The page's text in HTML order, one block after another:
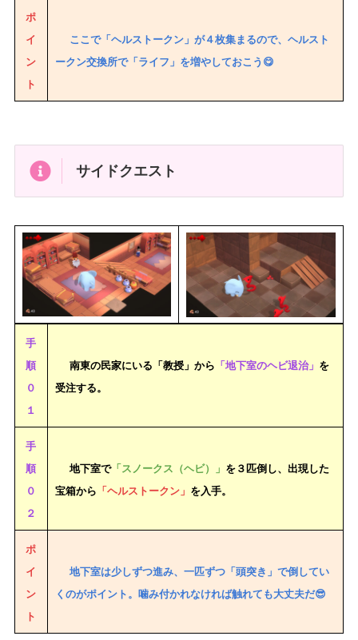
ポ
イ
ン
ト
ここで「ヘルストークン」が４枚集まるので、ヘルスト
ークン交換所で「ライフ」を増やしておこう😋
サイドクエスト
手
順
０
１
南東の民家にいる「教授」から 「地下室のヘビ退治」 を
受注する。
手
順
０
２
地下室で「スノークス（ヘビ）」 を３匹倒し、出現した
宝箱から 「ヘルストークン」 を入手。
ポ
イ
ン
ト
地下室は少しずつ進み、一匹ずつ「頭突き」で倒してい
くのがポイント。噛み付かれなければ触れても大丈夫だ😎